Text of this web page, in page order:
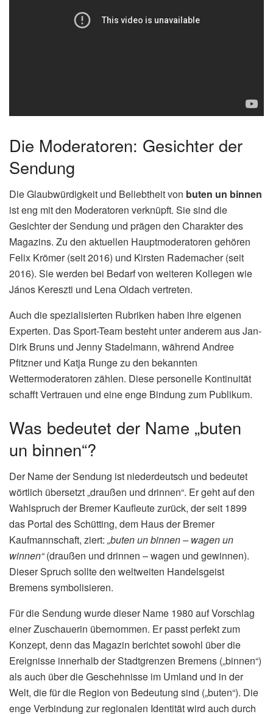
Die Moderatoren: Gesichter der
Sendung
Die Glaubwürdigkeit und Beliebtheit von buten un binnen
ist eng mit den Moderatoren verknüpft. Sie sind die
Gesichter der Sendung und prägen den Charakter des
Magazins. Zu den aktuellen Hauptmoderatoren gehören
Felix Krömer (seit 2016) und Kirsten Rademacher (seit
2016). Sie werden bei Bedarf von weiteren Kollegen wie
János Kereszti und Lena Oldach vertreten.
Auch die spezialisierten Rubriken haben ihre eigenen
Experten. Das Sport-Team besteht unter anderem aus Jan-
Dirk Bruns und Jenny Stadelmann, während Andree
Pfitzner und Katja Runge zu den bekannten
Wettermoderatoren zählen. Diese personelle Kontinuität
schafft Vertrauen und eine enge Bindung zum Publikum.
Was bedeutet der Name „buten
un binnen“?
Der Name der Sendung ist niederdeutsch und bedeutet
wörtlich übersetzt „draußen und drinnen“. Er geht auf den
Wahlspruch der Bremer Kaufleute zurück, der seit 1899
das Portal des Schütting, dem Haus der Bremer
Kaufmannschaft, ziert: „buten un binnen – wagen un
winnen“(draußen und drinnen – wagen und gewinnen).
Dieser Spruch sollte den weltweiten Handelsgeist
Bremens symbolisieren.
Für die Sendung wurde dieser Name 1980 auf Vorschlag
einer Zuschauerin übernommen. Er passt perfekt zum
Konzept, denn das Magazin berichtet sowohl über die
Ereignisse innerhalb der Stadtgrenzen Bremens („binnen“)
als auch über die Geschehnisse im Umland und in der
Welt, die für die Region von Bedeutung sind („buten“). Die
enge Verbindung zur regionalen Identität wird auch durch